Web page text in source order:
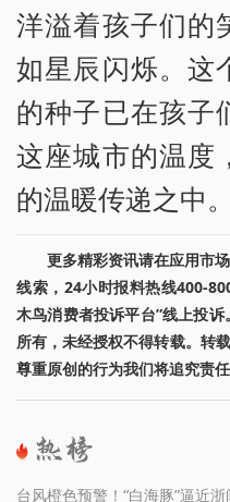
洋溢着孩子们的
如星辰闪烁。这
的种子已在孩子
这座城市的温度
的温暖传递之中。
更多精彩资讯请在应用市
线索，24小时报料热线400-
木鸟消费者投诉平台”线上投
所有，未经授权不得转载。转
尊重原创的行为我们将追究责任
台风橙色预警！“白海豚”逼近